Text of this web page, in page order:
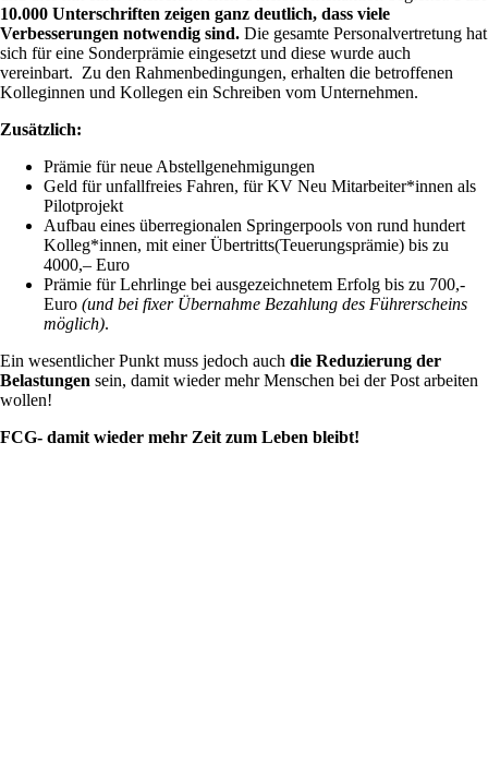
10.000 Unterschriften zeigen ganz deutlich, dass viele
Verbesserungen notwendig sind. Die gesamte Personalvertretung hat
sich für eine Sonderprämie eingesetzt und diese wurde auch
vereinbart. Zu den Rahmenbedingungen, erhalten die betroffenen
Kolleginnen und Kollegen ein Schreiben vom Unternehmen.
Zusätzlich:
Prämie für neue Abstellgenehmigungen
Geld für unfallfreies Fahren, für KV Neu Mitarbeiter*innen als
Pilotprojekt
Aufbau eines überregionalen Springerpools von rund hundert
Kolleg*innen, mit einer Übertritts(Teuerungsprämie) bis zu
4000,– Euro
Prämie für Lehrlinge bei ausgezeichnetem Erfolg bis zu 700,-
Euro (und bei fixer Übernahme Bezahlung des Führerscheins
möglich).
Ein wesentlicher Punkt muss jedoch auch die Reduzierung der
Belastungen sein, damit wieder mehr Menschen bei der Post arbeiten
wollen!
FCG- damit wieder mehr Zeit zum Leben bleibt!